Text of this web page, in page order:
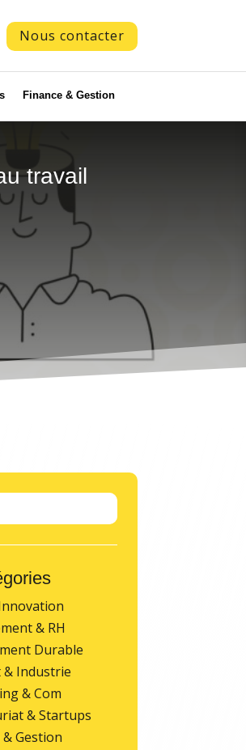
Nous contacter
Finance & Gestion
travail
& RH
Durable
& Industrie
& Com
& Startups
& Gestion